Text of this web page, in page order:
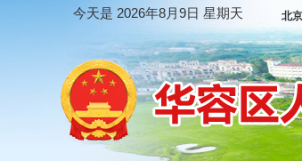
今天是 2026年8月9日 星期天